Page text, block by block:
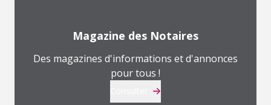
Magazine des Notaires
Des magazines d'informations et d'annonces
pour tous !